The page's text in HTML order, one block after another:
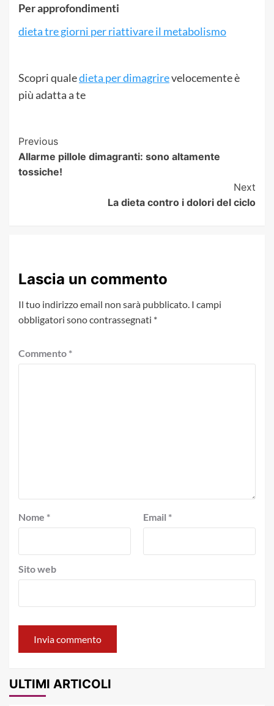
Per approfondimenti
dieta tre giorni per riattivare il metabolismo
Scopri qualedieta per dimagrirevelocemente è
più adatta a te
Post
Navigation
Previous
Allarme pillole dimagranti: sono altamente
tossiche!
Next
La dieta contro i dolori del ciclo
Lascia un commento
Il tuo indirizzo email non sarà pubblicato. I campi
obbligatori sono contrassegnati *
Commento *
Nome * Email *
Sito web
ULTIMI ARTICOLI